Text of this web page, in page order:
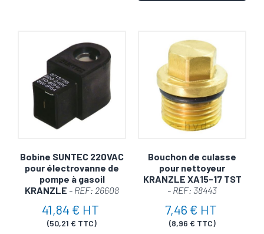
Bobine SUNTEC 220VAC
pour électrovanne de
pompe à gasoil
KRANZLE - REF: 26608
41,84 € HT
(50,21 € TTC)
Bouchon de culasse
pour nettoyeur
KRANZLE XA15-17 TST
- REF: 38443
7,46 € HT
(8,96 € TTC)